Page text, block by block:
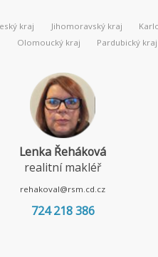
kraj Jihomoravský kraj
Olomoucký kraj
Pardubický kraj
Lenka Řeháková
realitní makléř
rehakoval@rsm.cd.cz
724 218 386